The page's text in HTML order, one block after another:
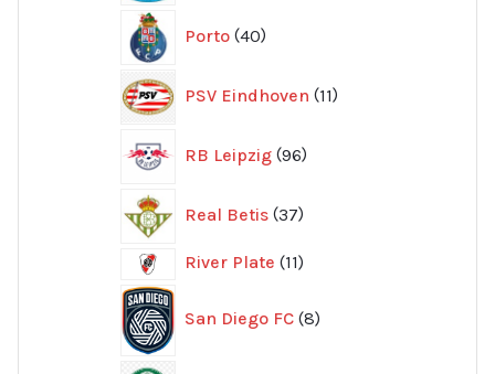
Porto 40
produkter
PSV Eindhoven 11
produkter
RB Leipzig 96
produkter
Real Betis 37
produkter
River Plate 1111
San Diego FC 8produkter